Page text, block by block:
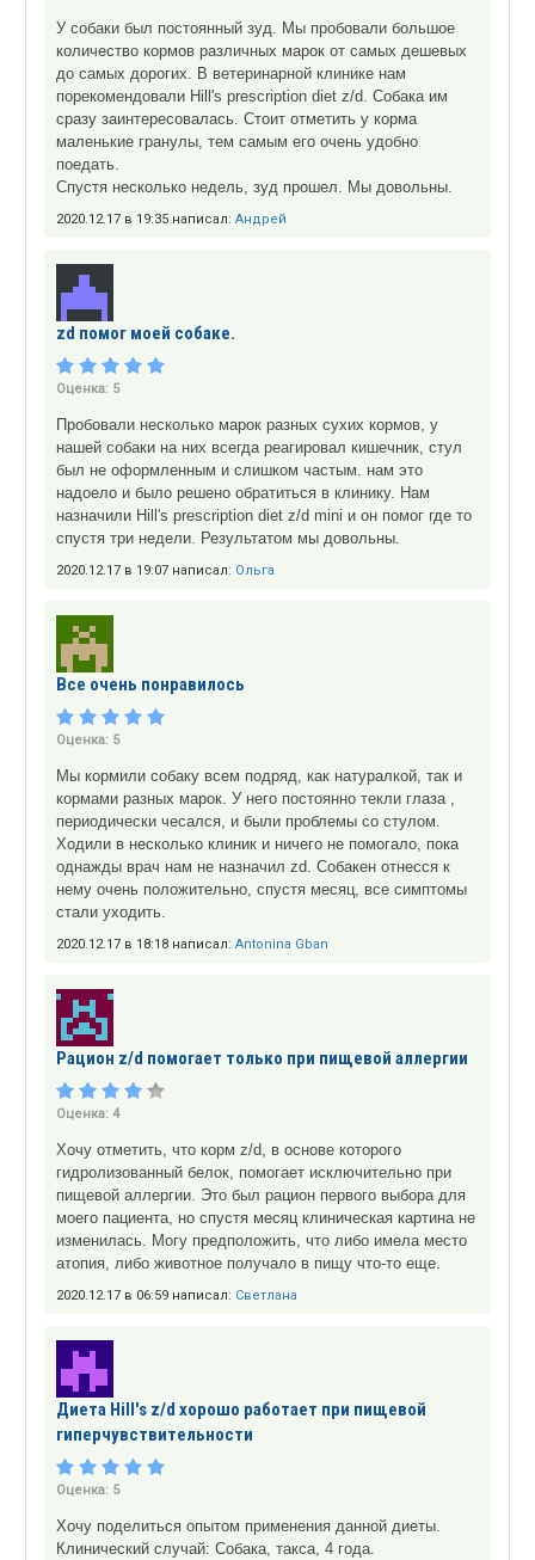
У собаки был постоянный зуд. Мы пробовали большое
количество кормов различных марок от самых дешевых
до самых дорогих. В ветеринарной клинике нам
порекомендовали Hill's prescription diet z/d. Собака им
сразу заинтересовалась. Стоит отметить у корма
маленькие гранулы, тем самым его очень удобно
поедать.
Спустя несколько недель, зуд прошел. Мы довольны.
2020.12.17 в 19:35 написал: Андрей
zd помог моей собаке.
Оценка: 5
Пробовали несколько марок разных сухих кормов, у
нашей собаки на них всегда реагировал кишечник, стул
был не оформленным и слишком частым. нам это
надоело и было решено обратиться в клинику. Нам
назначили Hill's prescription diet z/d mini и он помог где то
спустя три недели. Результатом мы довольны.
2020.12.17 в 19:07 написал: Ольга
Все очень понравилось
Оценка: 5
Мы кормили собаку всем подряд, как натуралкой, так и
кормами разных марок. У него постоянно текли глаза ,
периодически чесался, и были проблемы со стулом.
Ходили в несколько клиник и ничего не помогало, пока
однажды врач нам не назначил zd. Собакен отнесся к
нему очень положительно, спустя месяц, все симптомы
стали уходить.
2020.12.17 в 18:18 написал: Antonina Gban
Рацион z/d помогает только при пищевой аллергии
Оценка: 4
Хочу отметить, что корм z/d, в основе которого
гидролизованный белок, помогает исключительно при
пищевой аллергии. Это был рацион первого выбора для
моего пациента, но спустя месяц клиническая картина не
изменилась. Могу предположить, что либо имела место
атопия, либо животное получало в пищу что-то еще.
2020.12.17 в 06:59 написал: Светлана
Диета Hill's z/d хорошо работает при пищевой
гиперчувствительности
Оценка: 5
Хочу поделиться опытом применения данной диеты.
Клинический случай: Собака, такса, 4 года.